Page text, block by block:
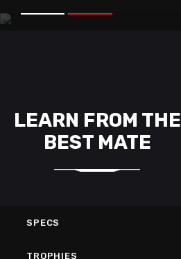
LEARN FROM THE
BEST MATE
SPECS
TROPHIES